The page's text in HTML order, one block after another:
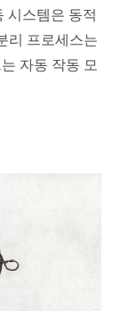
시스템은 동적
리 프로세스는
자동 작동 모
동 사이펀 원
어려운 제품